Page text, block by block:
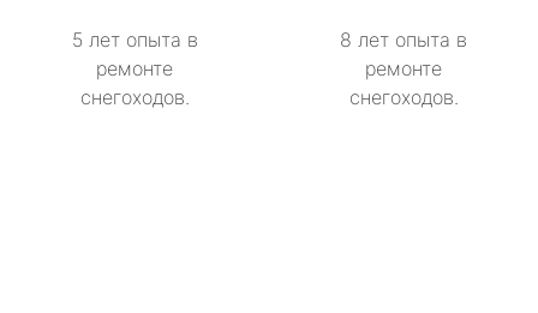
5 лет опыта в
ремонте
снегоходов.
8 лет опыта в
ремонте
снегоходов.